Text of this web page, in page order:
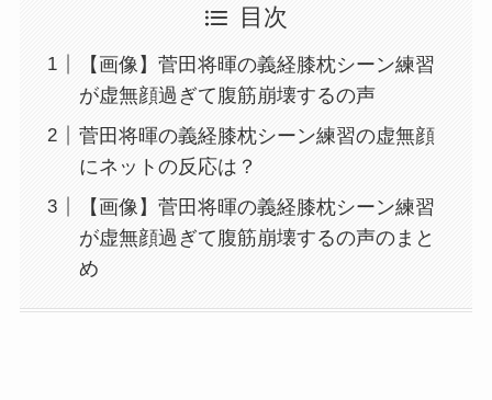
目次
【画像】菅田将暉の義経膝枕シーン練習
が虚無顔過ぎて腹筋崩壊するの声
菅田将暉の義経膝枕シーン練習の虚無顔
にネットの反応は？
【画像】菅田将暉の義経膝枕シーン練習
が虚無顔過ぎて腹筋崩壊するの声のまと
め